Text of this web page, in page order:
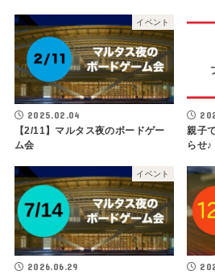
イベント
2025.02.04
【2/11】マルタス夜のボードゲー
ム会
親子
らせ♪
イベント
2026.06.29